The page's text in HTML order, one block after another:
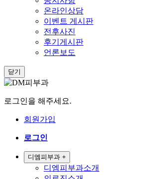
온라인상담
이벤트 게시판
전후사진
후기게시판
언론보도
닫기
로그인을 해주세요.
회원가입
로그인
디엠피부과 +
디엠피부과소개